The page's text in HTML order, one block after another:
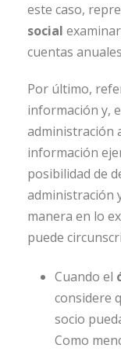
este caso,
social
cuentas
Por último,
información y,
administración
información
posibilidad de
administración
manera en lo
puede
Cuando el
considere
socio
Como